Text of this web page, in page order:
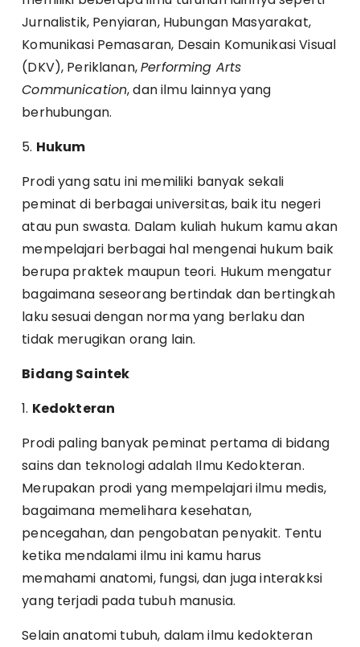
Jurnalistik, Penyiaran, Hubungan Masyarakat,
Komunikasi Pemasaran, Desain Komunikasi Visual
(DKV), Periklanan,Performing Arts
Communication, dan ilmu lainnya yang
berhubungan.
5. Hukum
Prodi yang satu ini memiliki banyak sekali
peminat di berbagai universitas, baik itu negeri
atau pun swasta. Dalam kuliah hukum kamu akan
mempelajari berbagai hal mengenai hukum baik
berupa praktek maupun teori. Hukum mengatur
bagaimana seseorang bertindak dan bertingkah
laku sesuai dengan norma yang berlaku dan
tidak merugikan orang lain.
Bidang Saintek
1. Kedokteran
Prodi paling banyak peminat pertama di bidang
sains dan teknologi adalah Ilmu Kedokteran.
Merupakan prodi yang mempelajari ilmu medis,
bagaimana memelihara kesehatan,
pencegahan, dan pengobatan penyakit. Tentu
ketika mendalami ilmu ini kamu harus
memahami anatomi, fungsi, dan juga interakksi
yang terjadi pada tubuh manusia.
Selain anatomi tubuh, dalam ilmu kedokteran